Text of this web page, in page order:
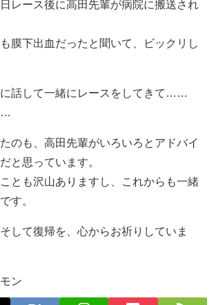
レース後に高田先輩が病院に搬送され
膜下出血だったと聞いて、ビックリし
話して一緒にレースをしてきて……
のも、高田先輩がいろいろとアドバイ
と思っています。
とも沢山ありますし、これからも一緒
す。
して復帰を、心からお祈りしていま
ン